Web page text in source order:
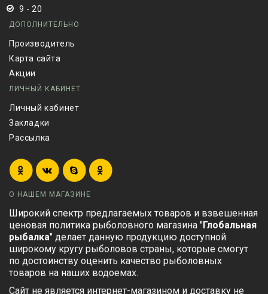
9 - 20
ДОПОЛНИТЕЛЬНО
Производитель
Карта сайта
Акции
ЛИЧНЫЙ КАБИНЕТ
Личный кабинет
Закладки
Рассылка
О НАШЕМ МАГАЗИНЕ
Широкий спектр предлагаемых товаров и взвешенная
ценовая политика рыболовного магазина "Глобальная
рыбалка" делает данную продукцию доступной
широкому кругу рыболовов страны, которые смогут
по достоинству оценить качество рыболовных
товаров на наших водоемах.
Сайт не является интернет-магазином и доставку не